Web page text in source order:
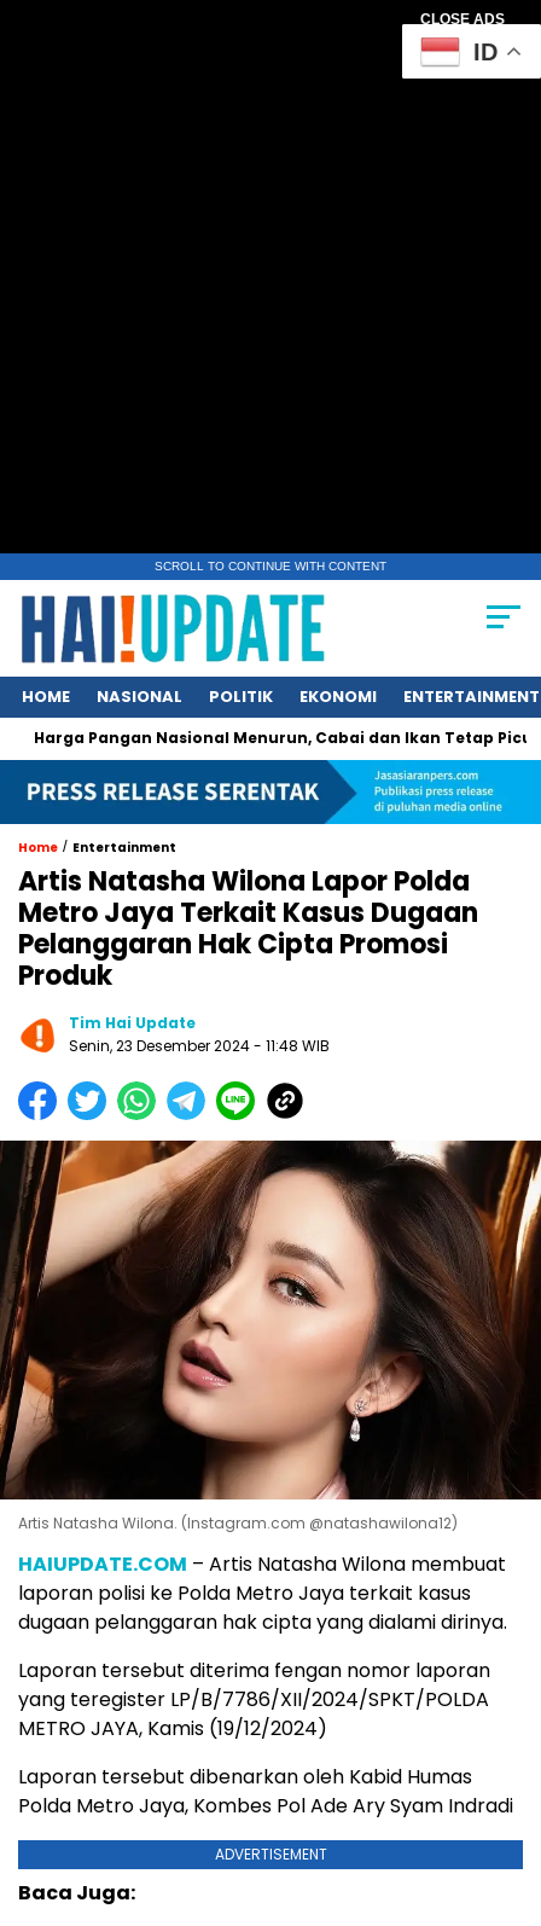
CLOSE ADS
SCROLL TO CONTINUE WITH CONTENT
HOME NASIONAL POLITIK EKONOMI ENTERTAINMENT
Pangan Nasional Menurun, Cabai dan Ikan Tetap Picu
Home / Entertainment
Artis Natasha Wilona Lapor Polda
Metro Jaya Terkait Kasus Dugaan
Pelanggaran Hak Cipta Promosi
Produk
Tim Hai Update
Senin, 23 Desember 2024 - 11:48 WIB
Artis Natasha Wilona. (Instagram.com @natashawilona12)
HAIUPDATE.COM – Artis Natasha Wilona membuat
laporan polisi ke Polda Metro Jaya terkait kasus
dugaan pelanggaran hak cipta yang dialami dirinya.
Laporan tersebut diterima fengan nomor laporan
yang teregister LP/B/7786/XII/2024/SPKT/POLDA
METRO JAYA, Kamis (19/12/2024)
Laporan tersebut dibenarkan oleh Kabid Humas
Polda Metro Jaya, Kombes Pol Ade Ary Syam Indradi
ADVERTISEMENT
Baca Juga:
ID